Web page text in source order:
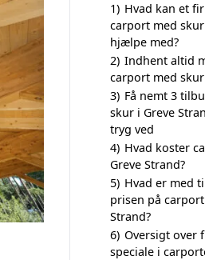
1) Hvad kan et
carport med
hjælpe med?
2) Indhent altid
carport med
3) Få nemt 3
skur i Greve
tryg ved
4) Hvad koster
Greve Strand?
5) Hvad er med
prisen på
Strand?
6) Oversigt over
speciale i